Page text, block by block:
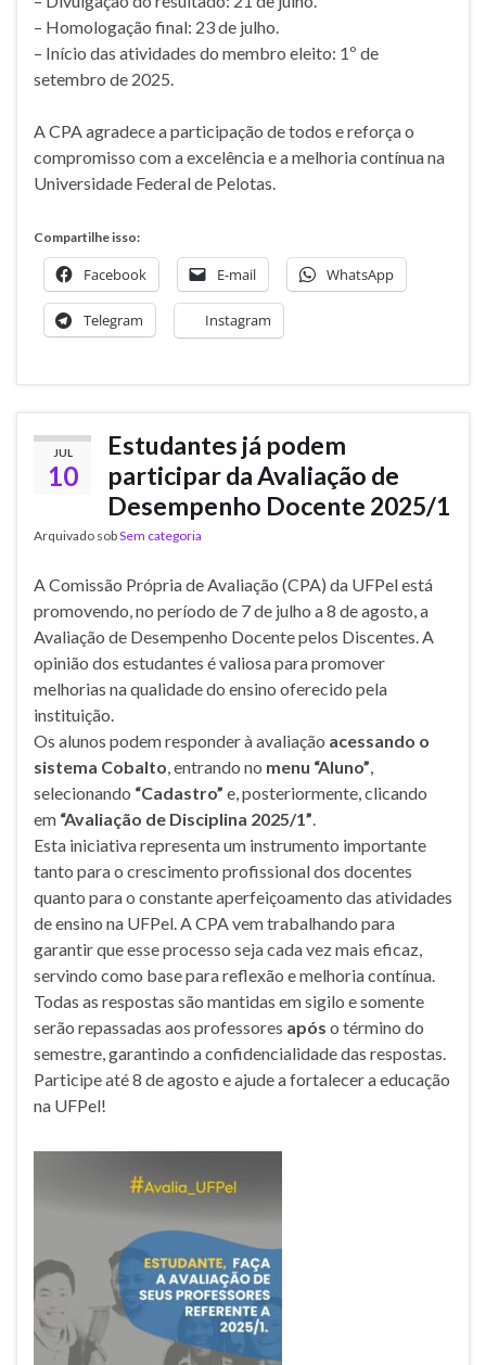
– Homologação final: 23 de julho.
– Início das atividades do membro eleito: 1º de
setembro de 2025.
A CPA agradece a participação de todos e reforça o
compromisso com a excelência e a melhoria contínua na
Universidade Federal de Pelotas.
Compartilhe isso:
Facebook E-mail WhatsApp
Telegram Instagram
JUL
10
Estudantes já podem
participar da Avaliação de
Desempenho Docente 2025/1
Arquivado sobSem categoria
A Comissão Própria de Avaliação (CPA) da UFPel está
promovendo, no período de 7 de julho a 8 de agosto, a
Avaliação de Desempenho Docente pelos Discentes. A
opinião dos estudantes é valiosa para promover
melhorias na qualidade do ensino oferecido pela
instituição.
Os alunos podem responder à avaliação acessando o
sistema Cobalto , entrando no menu “Aluno”
selecionando “Cadastro” e, posteriormente, clicando
em “Avaliação de Disciplina 2025/1”
Esta iniciativa representa um instrumento importante
tanto para o crescimento profissional dos docentes
quanto para o constante aperfeiçoamento das atividades
de ensino na UFPel. A CPA vem trabalhando para
garantir que esse processo seja cada vez mais eficaz,
servindo como base para reflexão e melhoria contínua.
Todas as respostas são mantidas em sigilo e somente
serão repassadas aos professores após o término do
semestre, garantindo a confidencialidade das respostas.
Participe até 8 de agosto e ajude a fortalecer a educação
na UFPel!